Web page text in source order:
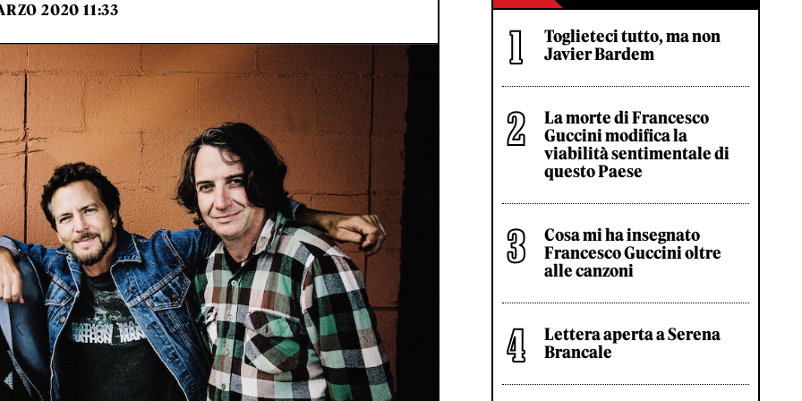
2020 11:33
Toglieteci tutto, ma non
Javier Bardem
La morte di Francesco
Guccini modifica la
viabilità sentimentale di
questo Paese
Cosa mi ha insegnato
Francesco Guccini oltre
alle canzoni
Lettera aperta a Serena
Brancale